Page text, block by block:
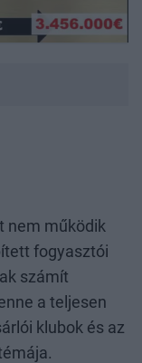
nem működik
fogyasztói
számít
a teljesen
klubok és az